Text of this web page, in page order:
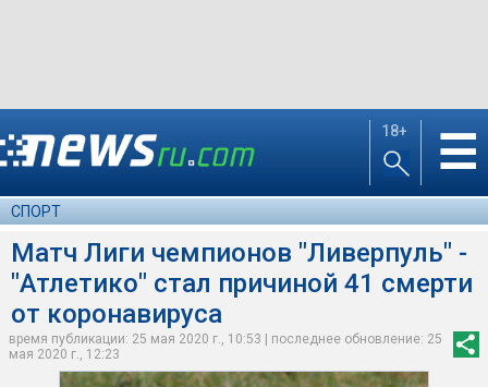
18+ ☰
СПОРТ
Матч Лиги чемпионов "Ливерпуль" -
"Атлетико" стал причиной 41 смерти
от коронавируса
время публикации: 25 мая 2020 г., 10:53 | последнее обновление: 25
мая 2020 г., 12:23